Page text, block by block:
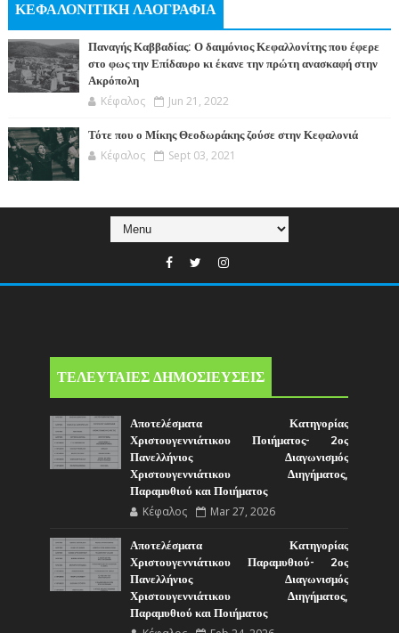
ΚΕΦΑΛΟΝΙΤΙΚΗ ΛΑΟΓΡΑΦΙΑ
Παναγής Καββαδίας: Ο δαιμόνιος Κεφαλλονίτης που έφερε
στο φως την Επίδαυρο κι έκανε την πρώτη ανασκαφή στην
Ακρόπολη
Κέφαλος Jun 21, 2022
Τότε που ο Μίκης Θεοδωράκης ζούσε στην Κεφαλονιά
Κέφαλος Sept 03, 2021
ΤΕΛΕΥΤΑΙΕΣ ΔΗΜΟΣΙΕΥΣΕΙΣ
Αποτελέσματα Κατηγορίας
Χριστουγεννιάτικου Ποιήματος- 2ος
Πανελλήνιος Διαγωνισμός
Χριστουγεννιάτικου Διηγήματος,
Παραμυθιού και Ποιήματος
Κέφαλος Mar 27, 2026
Αποτελέσματα Κατηγορίας
Χριστουγεννιάτικου Παραμυθιού- 2ος
Πανελλήνιος Διαγωνισμός
Χριστουγεννιάτικου Διηγήματος,
Παραμυθιού και Ποιήματος